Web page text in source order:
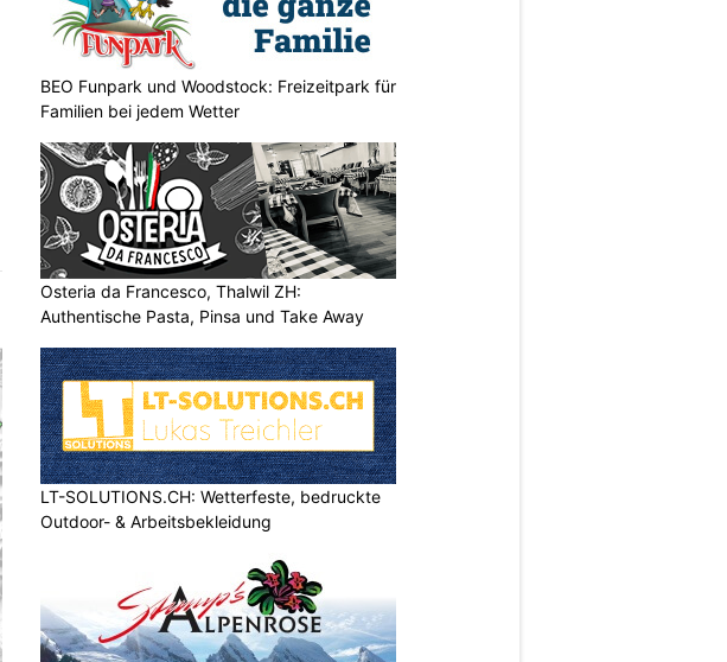
BEO Funpark und Woodstock: Freizeitpark für
Familien bei jedem Wetter
Osteria da Francesco, Thalwil ZH:
Authentische Pasta, Pinsa und Take Away
LT-SOLUTIONS.CH: Wetterfeste, bedruckte
Outdoor- & Arbeitsbekleidung